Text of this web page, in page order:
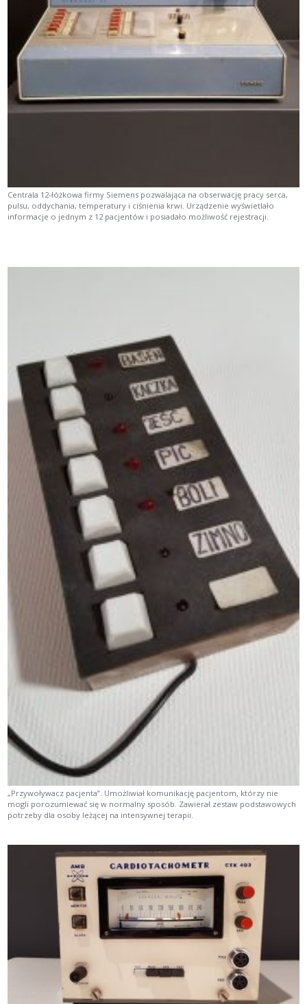
Centrala 12-łóżkowa firmy Siemens pozwalająca na obserwację pracy serca,
pulsu, oddychania, temperatury i ciśnienia krwi. Urządzenie wyświetlało
informacje o jednym z 12 pacjentów i posiadało możliwość rejestracji.
„Przywoływacz pacjenta”. Umożliwiał komunikację pacjentom, którzy nie
mogli porozumiewać się w normalny sposób. Zawierał zestaw podstawowych
potrzeby dla osoby leżącej na intensywnej terapii.